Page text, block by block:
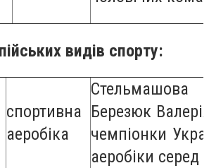
видів спорту:
спортивна
аеробіка
Березюк
чемпіонки
аеробіки серед